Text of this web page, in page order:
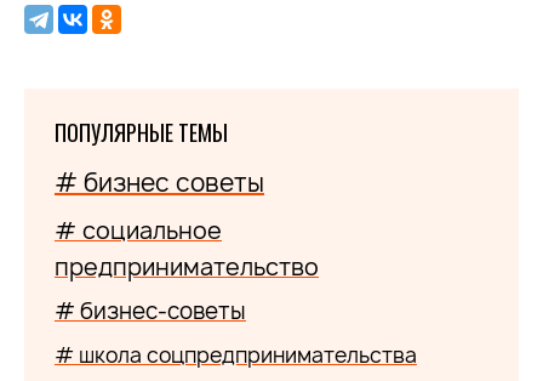
ПОПУЛЯРНЫЕ ТЕМЫ
# бизнес советы
# социальное
предпринимательство
# бизнес-советы
# школа соцпредпринимательства